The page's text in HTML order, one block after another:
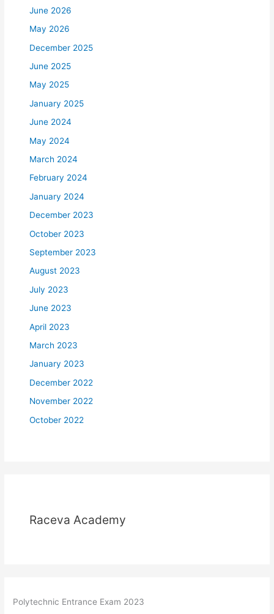
June 2026
May 2026
December 2025
June 2025
May 2025
January 2025
June 2024
May 2024
March 2024
February 2024
January 2024
December 2023
October 2023
September 2023
August 2023
July 2023
June 2023
April 2023
March 2023
January 2023
December 2022
November 2022
October 2022
Raceva Academy
Polytechnic Entrance Exam 2023